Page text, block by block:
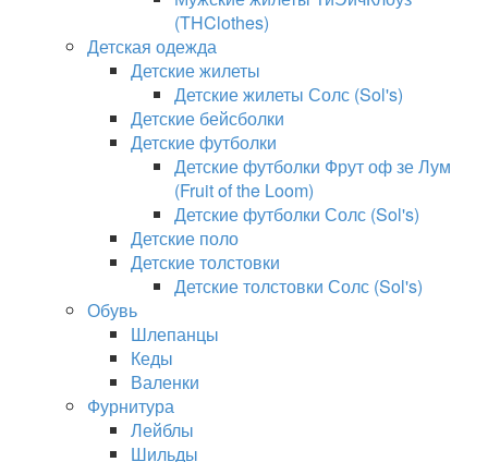
(THClothes)
Детская одежда
Детские жилеты
Детские жилеты Солс (Sol's)
Детские бейсболки
Детские футболки
Детские футболки Фрут оф зе Лум
(Fruit of the Loom)
Детские футболки Солс (Sol's)
Детские поло
Детские толстовки
Детские толстовки Солс (Sol's)
Обувь
Шлепанцы
Кеды
Валенки
Фурнитура
Лейблы
Шильды